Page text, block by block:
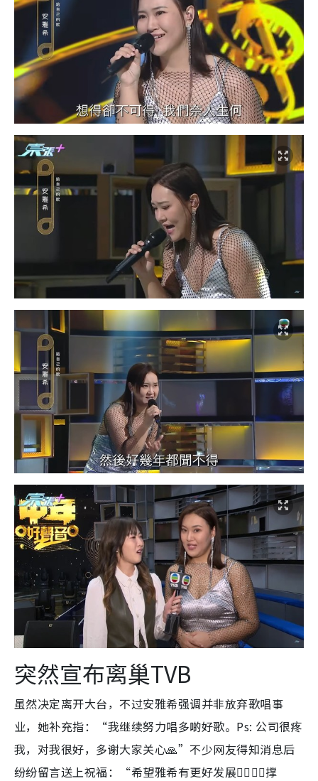
突然宣布离巢TVB
虽然决定离开大台，不过安雅希强调并非放弃歌唱事
业，她补充指：“我继续努力唱多啲好歌。Ps: 公司很疼
我，对我很好，多谢大家关心🙏”不少网友得知消息后
纷纷留言送上祝福：“希望雅希有更好发展👍🏻💪🏻撑